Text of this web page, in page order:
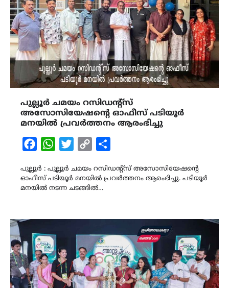
പുല്ലൂർ ചമയം റസിഡന്റ്സ്
അസോസിയേഷന്റെ ഓഫീസ് പടിയൂർ
മനയിൽ പ്രവർത്തനം ആരംഭിച്ചു
FacebookWhatsAppTwitterCopy
പുല്ലൂർ : പുല്ലൂർ ചമയം റസിഡന്റ്സ് അസോസിയേഷന്റെ
ഓഫീസ് പടിയൂർ മനയിൽ പ്രവർത്തനം ആരംഭിച്ചു. പടിയൂർ
മനയിൽ നടന്ന ചടങ്ങിൽ…